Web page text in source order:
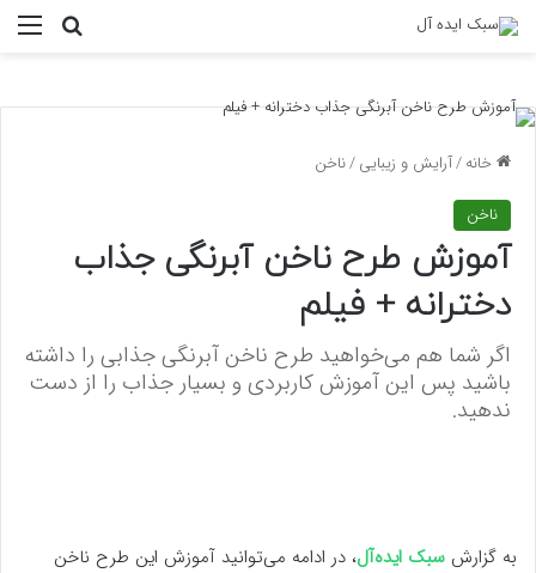
خانه/آرایش و زیبایی/ناخن
ناخن
آموزش طرح ناخن آبرنگی جذاب
دخترانه + فیلم
اگر شما هم می‌خواهید طرح ناخن آبرنگی جذابی را داشته
باشید پس این آموزش کاربردی و بسیار جذاب را از دست
ندهید.
به گزارش سبک ایده‌آل، در ادامه می‌توانید آموزش این طرح ناخن